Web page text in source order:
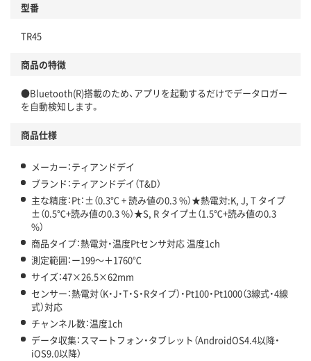
型番
TR45
商品の特徴
●Bluetooth(R)搭載のため、アプリを起動するだけでデータロガー
を自動検知します。
商品仕様
メーカー：ティアンドデイ
ブランド：ティアンドデイ（T&D）
主な精度：Pt：±（0.3℃ + 読み値の0.3 %）★熱電対:K, J, T タイプ
±（0.5℃+読み値の0.3 %）★S, R タイプ±（1.5℃+読み値の0.3
%）
商品タイプ：熱電対・温度Ptセンサ対応 温度1ch
測定範囲：ー199～＋1760℃
サイズ：47×26.5×62mm
センサー：熱電対（K・J・T・S・Rタイプ）・Pt100・Pt1000（3線式・4線
式）対応
チャンネル数：温度1ch
データ収集：スマートフォン・タブレット（AndroidOS4.4以降・
iOS9.0以降）